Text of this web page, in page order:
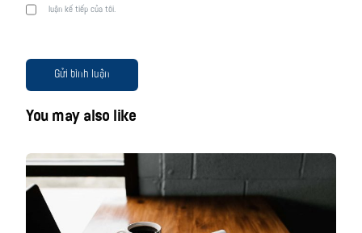
luận kế tiếp của tôi.
You may also like